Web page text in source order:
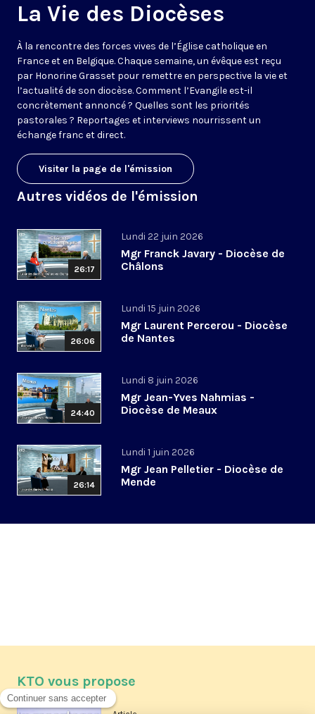
La Vie des Diocèses
À la rencontre des forces vives de l’Église catholique en
France et en Belgique. Chaque semaine, un évêque est reçu
par Honorine Grasset pour remettre en perspective la vie et
l’actualité de son diocèse. Comment l’Evangile est-il
concrètement annoncé ? Quelles sont les priorités
pastorales ? Reportages et interviews nourrissent un
échange franc et direct.
Visiter la page de l'émission
Autres vidéos de l'émission
26:17
Lundi 22 juin 2026
Mgr Franck Javary - Diocèse de
Châlons
26:06
Lundi 15 juin 2026
Mgr Laurent Percerou - Diocèse
de Nantes
24:40
Lundi 8 juin 2026
Mgr Jean-Yves Nahmias -
Diocèse de Meaux
26:14
Lundi 1 juin 2026
Mgr Jean Pelletier - Diocèse de
Mende
KTO vous propose